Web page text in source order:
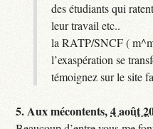
des étudiants qui
leur travail etc..
la RATP/SNCF (
l’exaspération se
témoignez sur le site
5.Aux mécontents,4 août